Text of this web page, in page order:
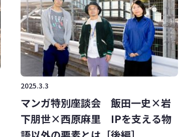
2025.3.3
マンガ特別座談会 飯田一史×岩
下朋世×西原麻里 IPを支える物